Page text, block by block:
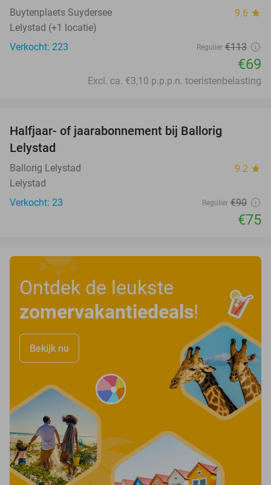
Buytenplaets Suydersee 9.6 star
Lelystad (+1 locatie)
Verkocht: 223
Regulier €113
€69
Excl. ca. €3,10 p.p.p.n. toeristenbelasting
Halfjaar- of jaarabonnement bij Ballorig
Lelystad
Ballorig Lelystad 9.2 star
Lelystad
Verkocht: 23
Regulier €90
€75
Ontdek de leukste
zomervakantiedeals!
Bekijk nu